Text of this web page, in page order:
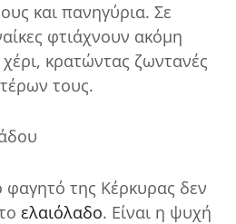
και πανηγύρια. Σε
φτιάχνουν ακόμη
κρατώντας ζωντανές
τους.
φαγητό της Κέρκυρας δεν
ελαιόλαδο. Είναι η ψυχή